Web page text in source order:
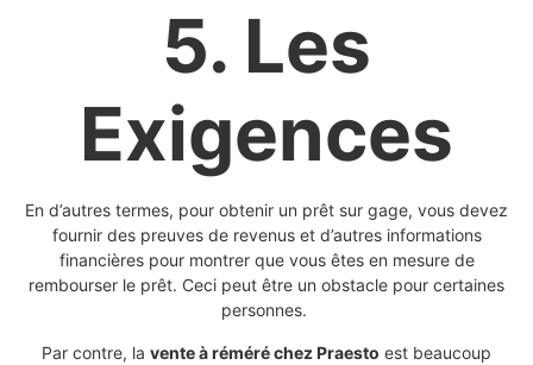
5. Les
Exigences
En d’autres termes, pour obtenir un prêt sur gage, vous devez
fournir des preuves de revenus et d’autres informations
financières pour montrer que vous êtes en mesure de
rembourser le prêt. Ceci peut être un obstacle pour certaines
personnes.
Par contre, la vente à réméré chez Praesto est beaucoup